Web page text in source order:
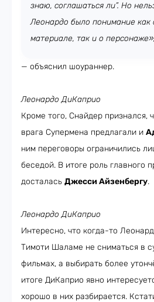
знаю, соглашаться ли”. Но
Леонардо было понимание как
материале, так и о персонаже»,
— объяснил шоураннер.
Леонардо ДиКаприо
Кроме того, Снайдер признался,
врага Супермена предлагали и
ним переговоры ограничились
беседой. В итоге роль главного
досталась Джесси Айзенбергу.
Леонардо ДиКаприо
Интересно, что когда-то
Тимоти Шаламе не сниматься в
фильмах, а выбирать более
итоге ДиКаприо явно
хорошо в них разбирается.